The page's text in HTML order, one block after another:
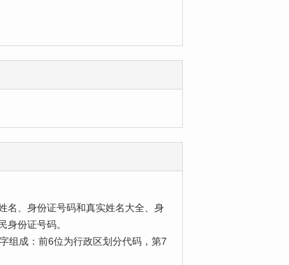
名、身份证号码和真实姓名大全、身
份证号码。
成：前6位为行政区划分代码，第7